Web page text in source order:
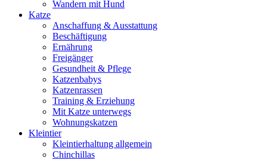
Wandern mit Hund
Katze
Anschaffung & Ausstattung
Beschäftigung
Ernährung
Freigänger
Gesundheit & Pflege
Katzenbabys
Katzenrassen
Training & Erziehung
Mit Katze unterwegs
Wohnungskatzen
Kleintier
Kleintierhaltung allgemein
Chinchillas